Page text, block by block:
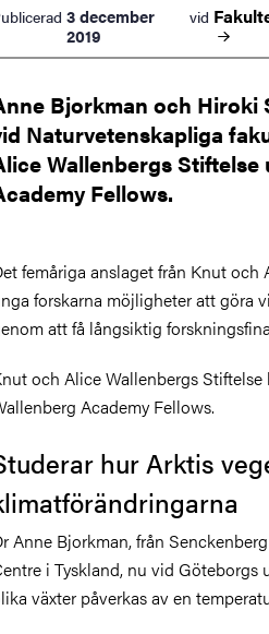
3 december
2019
vid
Bjorkman och Hiroki
Naturvetenskapliga
Wallenbergs
Fellows.
femåriga anslaget från Knut
forskarna möjligheter att göra
att få långsiktig
och Alice Wallenbergs
Academy Fellows.
hur Arktis
Anne Bjorkman, från
i Tyskland, nu vid Göteborgs
växter påverkas av en